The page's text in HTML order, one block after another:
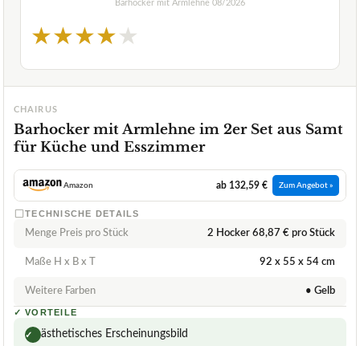
Barhocker mit Armlehne 08/2026
★★★★★
CHAIRUS
Barhocker mit Armlehne im 2er Set aus Samt
für Küche und Esszimmer
Amazon ab 132,59 € Zum Angebot »
TECHNISCHE DETAILS
Menge Preis pro Stück 2 Hocker 68,87 € pro Stück
Maße H x B x T 92 x 55 x 54 cm
Weitere Farben • Gelb
✓ VORTEILE
✓ ästhetisches Erscheinungsbild